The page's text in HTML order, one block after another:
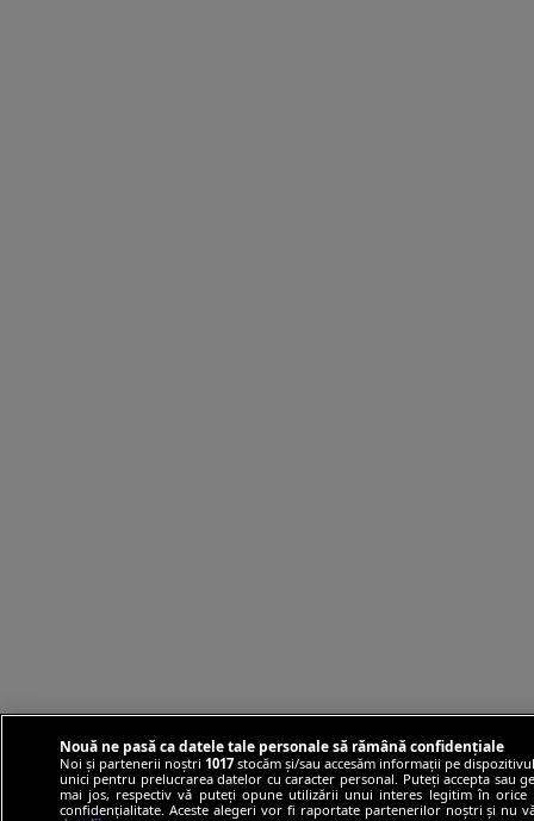
Nouă ne pasă ca datele tale personale să rămână confidențiale
Noi și partenerii noștri 1017stocăm și/sau accesăm informații pe
unici pentru prelucrarea datelor cu caracter personal. Puteți accepta sau
mai jos, respectiv vă puteți opune utilizării unui interes legitim în
confidențialitate. Aceste alegeri vor fi raportate partenerilor noștri și nu